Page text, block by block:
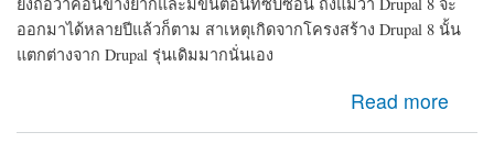
ยังถือว่าค่อนข้างยากและมีขั้นตอนที่ซับซ้อน ถึงแม้ว่า Drupal 8 จะ
ออกมาได้หลายปีแล้วก็ตาม สาเหตุเกิดจากโครงสร้าง Drupal 8 นั้น
แตกต่างจาก Drupal รุ่นเดิมมากนั่นเอง
Read more
about ขณะนี้ Drupal 8 ออกเวอร์ชันล่าสุดถึง Drupal-8.8.5
แล้ว